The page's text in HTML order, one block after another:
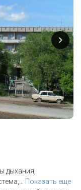
дыхания,
Показать еще